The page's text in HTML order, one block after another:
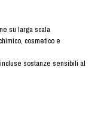
su larga scala
cosmetico e
sostanze sensibili al